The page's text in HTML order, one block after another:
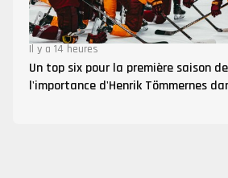
Il y a 14 heures
Un top six pour la première saison
l'importance d'Henrik Tömmernes